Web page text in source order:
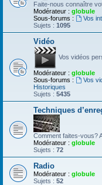
Faite-nous connaître
Modérateur : globule
Sous-forums :
Vos
Sujets : 1095
Vidéo
Vos vidéos
Modérateur : globule
Sous-forums :
Vos
Historiques
Sujets : 5435
Techniques
Comment faites-vous?
Modérateur : globule
Sujets : 72
Radio
Modérateur : globule
Sujets : 52